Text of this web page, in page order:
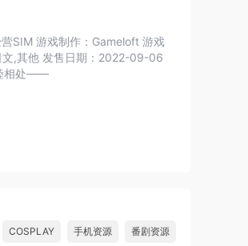
睦相处——
COSPLAY 手机资源 番剧资源